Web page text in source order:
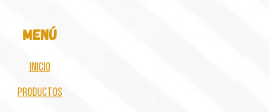
menú
inicio
Productos